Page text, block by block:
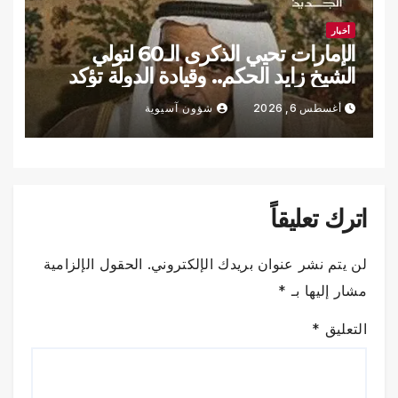
أخبار
الإمارات تحيي الذكرى الـ60 لتولي
الشيخ زايد الحكم.. وقيادة الدولة تؤكد
الاستمرار على نهجه
أغسطس 6, 2026 شؤون آسيوية
اترك تعليقاً
لن يتم نشر عنوان بريدك الإلكتروني. الحقول الإلزامية
مشار إليها بـ *
التعليق *